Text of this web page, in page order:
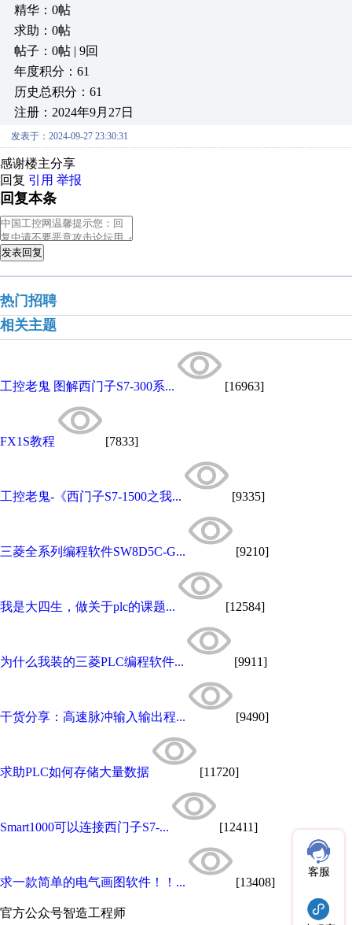
精华：0帖
求助：0帖
帖子：0帖 | 9回
年度积分：61
历史总积分：61
注册：2024年9月27日
发表于：2024-09-27 23:30:31
感谢楼主分享
回复 引用 举报
回复本条
发表回复
热门招聘
相关主题
工控老鬼 图解西门子S7-300系... [16963]
FX1S教程 [7833]
工控老鬼-《西门子S7-1500之我... [9335]
三菱全系列编程软件SW8D5C-G... [9210]
我是大四生，做关于plc的课题... [12584]
为什么我装的三菱PLC编程软件... [9911]
干货分享：高速脉冲输入输出程... [9490]
求助PLC如何存储大量数据 [11720]
Smart1000可以连接西门子S7-... [12411]
求一款简单的电气画图软件！！... [13408]
官方公众号智造工程师
客服